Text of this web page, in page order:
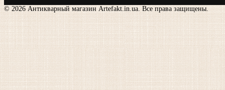
© 2026 Антикварный магазин Artefakt.in.ua. Все права защищены.